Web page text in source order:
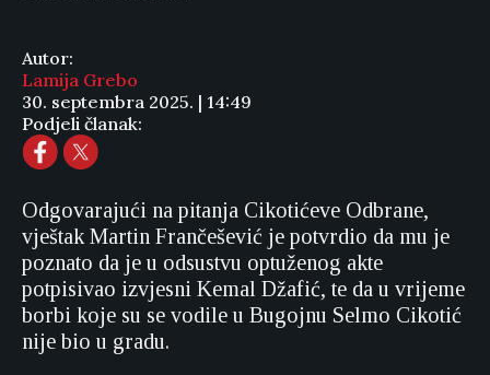
Autor:
Lamija Grebo
30. septembra 2025. | 14:49
Podjeli članak:
Odgovarajući na pitanja Cikotićeve Odbrane,
vještak Martin Frančešević je potvrdio da mu je
poznato da je u odsustvu optuženog akte
potpisivao izvjesni Kemal Džafić, te da u vrijeme
borbi koje su se vodile u Bugojnu Selmo Cikotić
nije bio u gradu.